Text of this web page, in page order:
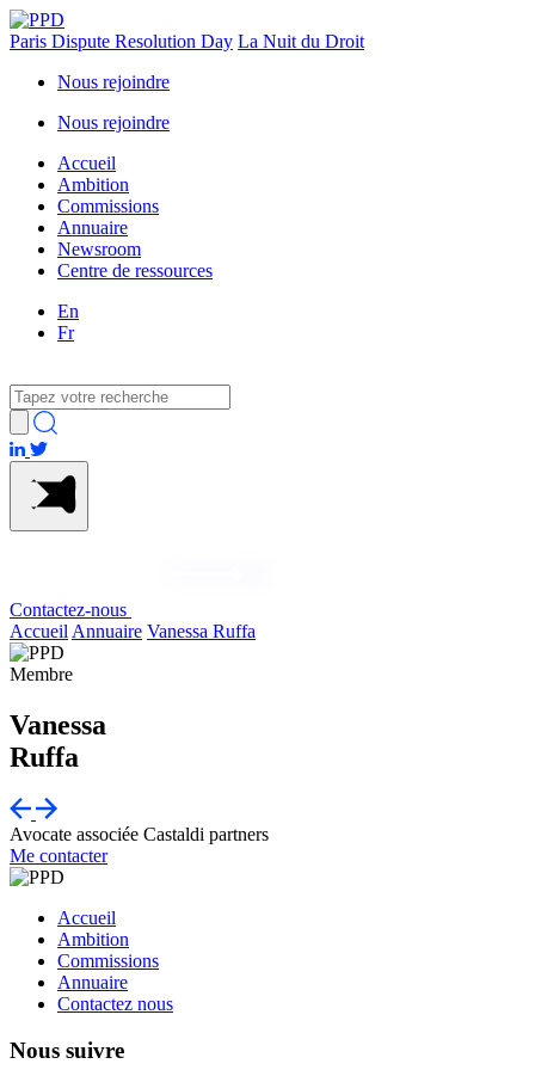
Paris Dispute Resolution Day La Nuit du Droit
Nous rejoindre
Nous rejoindre
Accueil
Ambition
Commissions
Annuaire
Newsroom
Centre de ressources
En
Fr
Contactez-nous
Accueil Annuaire Vanessa Ruffa
Membre
Vanessa
Ruffa
Avocate associée Castaldi partners
Me contacter
Accueil
Ambition
Commissions
Annuaire
Contactez nous
Nous suivre